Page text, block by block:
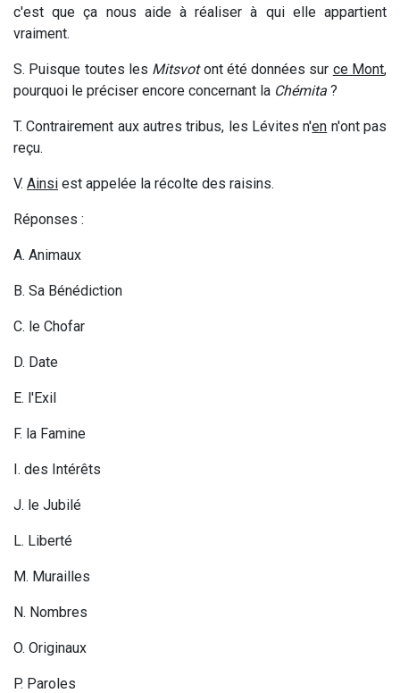
c'est que ça nous aide à réaliser à qui elle appartient
vraiment.
S. Puisque toutes les Mitsvotont été données sur ce Mont,
pourquoi le préciser encore concernant la Chémita ?
T. Contrairement aux autres tribus, les Lévites n'en n'ont pas
reçu.
V. Ainsi est appelée la récolte des raisins.
Réponses :
A. Animaux
B. Sa Bénédiction
C. le Chofar
D. Date
E. l'Exil
F. la Famine
I. des Intérêts
J. le Jubilé
L. Liberté
M. Murailles
N. Nombres
O. Originaux
P. Paroles